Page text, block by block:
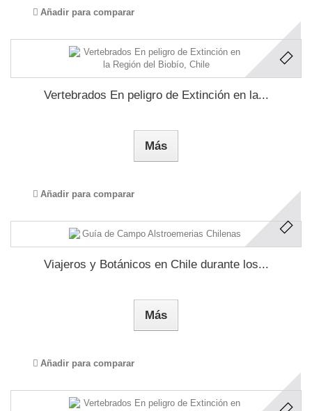
Añadir para comparar
Vertebrados En peligro de Extinción en la...
Más
Añadir para comparar
Viajeros y Botánicos en Chile durante los...
Más
Añadir para comparar